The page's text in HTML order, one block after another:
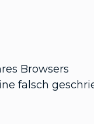
Browsers
falsch